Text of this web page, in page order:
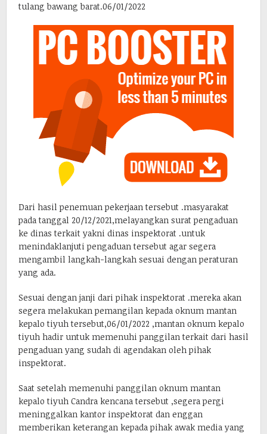
tulang bawang barat.06/01/2022
Dari hasil penemuan pekerjaan tersebut .masyarakat
pada tanggal 20/12/2021,melayangkan surat pengaduan
ke dinas terkait yakni dinas inspektorat .untuk
menindaklanjuti pengaduan tersebut agar segera
mengambil langkah-langkah sesuai dengan peraturan
yang ada.
Sesuai dengan janji dari pihak inspektorat .mereka akan
segera melakukan pemangilan kepada oknum mantan
kepalo tiyuh tersebut,06/01/2022 ,mantan oknum kepalo
tiyuh hadir untuk memenuhi panggilan terkait dari hasil
pengaduan yang sudah di agendakan oleh pihak
inspektorat.
Saat setelah memenuhi panggilan oknum mantan
kepalo tiyuh Candra kencana tersebut ,segera pergi
meninggalkan kantor inspektorat dan enggan
memberikan keterangan kepada pihak awak media yang